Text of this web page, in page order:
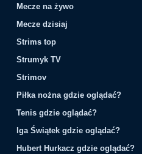
Mecze na żywo
Mecze dzisiaj
Strims top
Strumyk TV
Strimov
Piłka nożna gdzie oglądać?
Tenis gdzie oglądać?
Iga Świątek gdzie oglądać?
Hubert Hurkacz gdzie oglądać?